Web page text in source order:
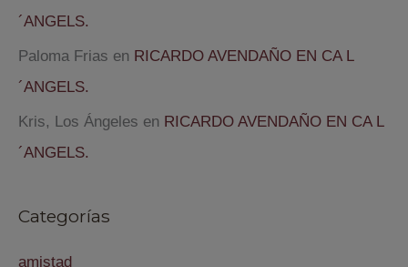
´ANGELS.
Paloma Frias en RICARDO AVENDAÑO EN CA L
´ANGELS.
Kris, Los Ángeles en RICARDO AVENDAÑO EN CA L
´ANGELS.
Categorías
amistad